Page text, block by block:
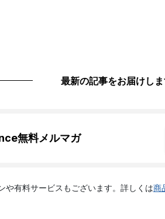
最新の記事をお届けし
無料メルマガ
や有料サービスもございます。詳しくは商